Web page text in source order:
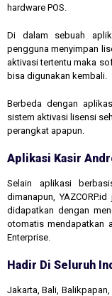
hardware POS.
Di dalam sebuah
pengguna menyimpan
aktivasi tertentu maka
bisa digunakan kembali.
Berbeda dengan
sistem aktivasi lisensi
perangkat apapun.
Aplikasi Kasir
Selain aplikasi
dimanapun,
didapatkan dengan
otomatis mendapatkan
Enterprise.
Hadir Di Seluruh
Jakarta, Bali,